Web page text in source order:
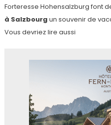
Forteresse Hohensalzburg font
à Salzbourg un souvenir de
Vous devriez lire aussi